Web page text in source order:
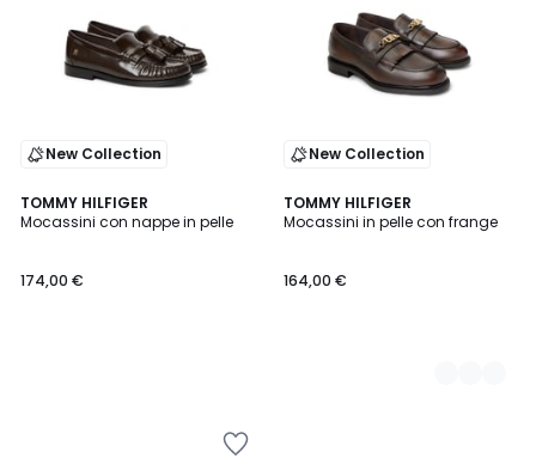
New Collection
TOMMY HILFIGER
Mocassini con nappe in pelle
174,00 €
New Collection
TOMMY HILFIGER
Mocassini in pelle con frange
164,00 €
2
Colori